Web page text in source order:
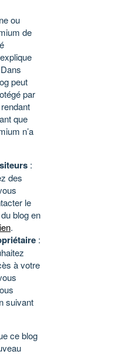
ou
de
peut
par
que
n’a
:
des
le
blog en
.
:
à votre
suivant
ce blog